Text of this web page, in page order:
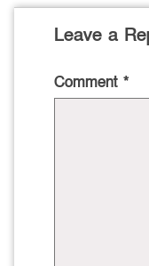
Leave a
Comment *